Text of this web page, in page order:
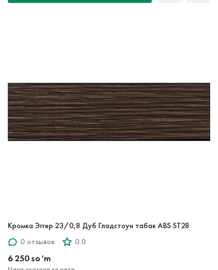
Кромка Эггер 23/0,8 Дуб Гладстоун табак ABS ST28
0 отзывов
0.0
6 250 so‘m